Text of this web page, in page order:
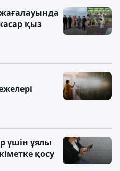
қыз
үшін ұялы
қосу